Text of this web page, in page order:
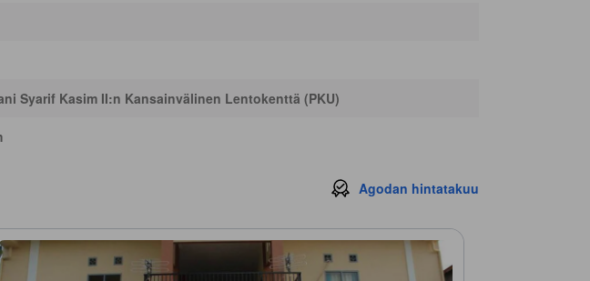
Syarif Kasim II:n Kansainvälinen Lentokenttä (PKU)
Agodan hintatakuu